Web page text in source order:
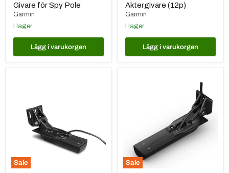
Givare för Spy Pole
Garmin
I lager
Lägg i varukorgen
Aktergivare (12p)
Garmin
I lager
Lägg i varukorgen
Sale
(12p)
Sale